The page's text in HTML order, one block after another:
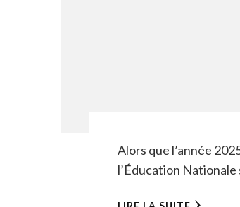
Alors que l’année
l’Éducation